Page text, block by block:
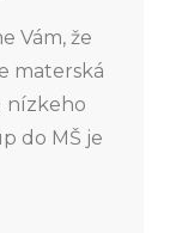
Vám, že
materská
nízkeho
do MŠ je